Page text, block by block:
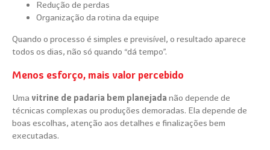
Redução de perdas
Organização da rotina da equipe
Quando o processo é simples e previsível, o resultado aparece
todos os dias, não só quando “dá tempo”.
Menos esforço, mais valor percebido
Uma vitrine de padaria bem planejada não depende de
técnicas complexas ou produções demoradas. Ela depende de
boas escolhas, atenção aos detalhes e finalizações bem
executadas.